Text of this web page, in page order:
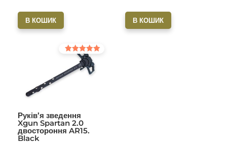
В КОШИК В КОШИК
Руків’я зведення
Xgun Spartan 2.0
двостороння AR15.
Black
Оцінено в
з 5